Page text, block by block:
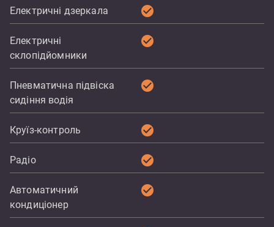
Електричні дзеркала check_circle
Електричні
склопідйомники
check_circle
Пневматична підвіска
сидіння водія
check_circle
Круїз-контроль check_circle
Радіо check_circle
Автоматичний
кондиціонер
check_circle